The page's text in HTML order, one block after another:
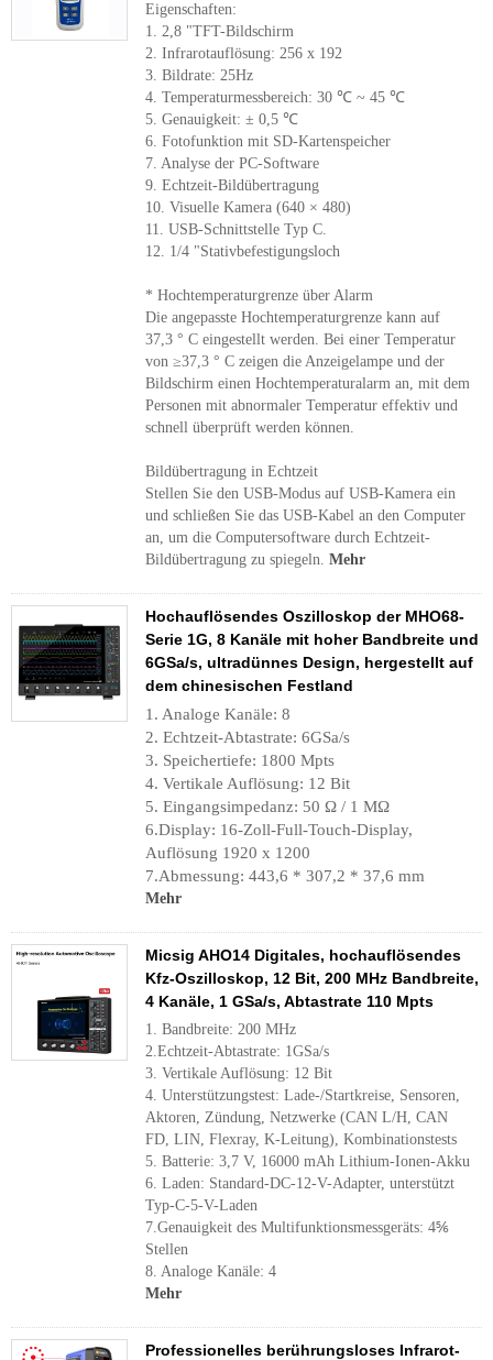
Eigenschaften:
1. 2,8 "TFT-Bildschirm
2. Infrarotauflösung: 256 x 192
3. Bildrate: 25Hz
4. Temperaturmessbereich: 30 ℃ ~ 45 ℃
5. Genauigkeit: ± 0,5 ℃
6. Fotofunktion mit SD-Kartenspeicher
7. Analyse der PC-Software
9. Echtzeit-Bildübertragung
10. Visuelle Kamera (640 × 480)
11. USB-Schnittstelle Typ C.
12. 1/4 "Stativbefestigungsloch
* Hochtemperaturgrenze über Alarm
Die angepasste Hochtemperaturgrenze kann auf
37,3 ° C eingestellt werden. Bei einer Temperatur
von ≥37,3 ° C zeigen die Anzeigelampe und der
Bildschirm einen Hochtemperaturalarm an, mit dem
Personen mit abnormaler Temperatur effektiv und
schnell überprüft werden können.
Bildübertragung in Echtzeit
Stellen Sie den USB-Modus auf USB-Kamera ein
und schließen Sie das USB-Kabel an den Computer
an, um die Computersoftware durch Echtzeit-
Bildübertragung zu spiegeln. Mehr
Hochauflösendes Oszilloskop der MHO68-
Serie 1G, 8 Kanäle mit hoher Bandbreite und
6GSa/s, ultradünnes Design, hergestellt auf
dem chinesischen Festland
1. Analoge Kanäle: 8
2. Echtzeit-Abtastrate: 6GSa/s
3. Speichertiefe: 1800 Mpts
4. Vertikale Auflösung: 12 Bit
5. Eingangsimpedanz: 50 Ω / 1 MΩ
6.Display: 16-Zoll-Full-Touch-Display,
Auflösung 1920 x 1200
7.Abmessung: 443,6 * 307,2 * 37,6 mm
Mehr
Micsig AHO14 Digitales, hochauflösendes
Kfz-Oszilloskop, 12 Bit, 200 MHz Bandbreite,
4 Kanäle, 1 GSa/s, Abtastrate 110 Mpts
1. Bandbreite: 200 MHz
2.Echtzeit-Abtastrate: 1GSa/s
3. Vertikale Auflösung: 12 Bit
4. Unterstützungstest: Lade-/Startkreise, Sensoren,
Aktoren, Zündung, Netzwerke (CAN L/H, CAN
FD, LIN, Flexray, K-Leitung), Kombinationstests
5. Batterie: 3,7 V, 16000 mAh Lithium-Ionen-Akku
6. Laden: Standard-DC-12-V-Adapter, unterstützt
Typ-C-5-V-Laden
7.Genauigkeit des Multifunktionsmessgeräts: 4⅚
Stellen
8. Analoge Kanäle: 4
Mehr
Professionelles berührungsloses Infrarot-